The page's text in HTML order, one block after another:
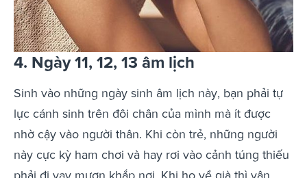
4. Ngày 11, 12, 13 âm lịch
Sinh vào những ngày sinh âm lịch này, bạn phải tự
lực cánh sinh trên đôi chân của mình mà ít được
nhờ cậy vào người thân. Khi còn trẻ, những người
này cực kỳ ham chơi và hay rơi vào cảnh túng thiếu
phải đi vay mượn khắp nơi. Khi họ về già thì vận